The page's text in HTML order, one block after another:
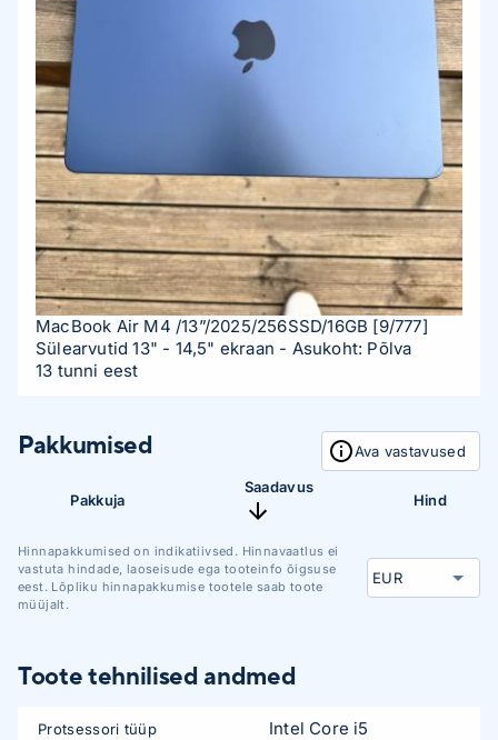
MacBook Air M4 /13”/2025/256SSD/16GB [9/777]
Sülearvutid 13" - 14,5" ekraan - Asukoht: Põlva
13 tunni eest
Pakkumised Ava vastavused
Pakkuja
Saadavus
Hind
Hinnapakkumised on indikatiivsed. Hinnavaatlus ei
vastuta hindade, laoseisude ega tooteinfo õigsuse
eest. Lõpliku hinnapakkumise tootele saab toote
müüjalt.
Toote tehnilised andmed
Protsessori tüüp Intel Core i5